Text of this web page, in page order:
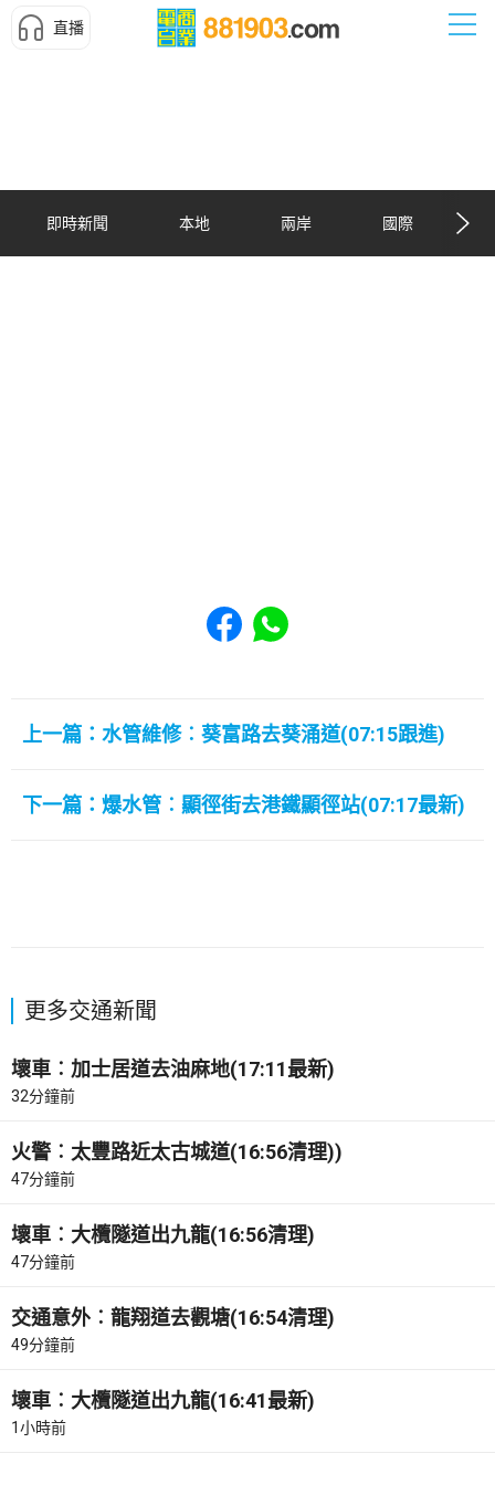
直播
即時新聞 本地 兩岸 國際
Share to Facebook
Share to WhatsApp
上一篇：水管維修︰葵富路去葵涌道(07:15跟進)
下一篇：爆水管︰顯徑街去港鐵顯徑站(07:17最新)
更多交通新聞
壞車︰加士居道去油麻地(17:11最新)
32分鐘前
火警︰太豐路近太古城道(16:56清理))
47分鐘前
壞車︰大欖隧道出九龍(16:56清理)
47分鐘前
交通意外︰龍翔道去觀塘(16:54清理)
49分鐘前
壞車︰大欖隧道出九龍(16:41最新)
1小時前